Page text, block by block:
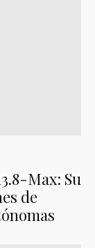
Max: Su
de